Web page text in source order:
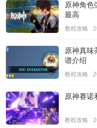
原神角色
最高
教程攻略
原神真味
谱介绍
教程攻略
原神赛诺
教程攻略